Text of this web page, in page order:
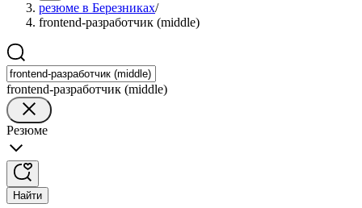
резюме в Березниках/
frontend-разработчик (middle)
frontend-разработчик (middle)
Резюме
Найти